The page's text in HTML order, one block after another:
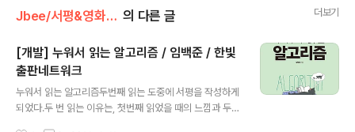
Jbee/서평&영화&자격증 의 다른 글 더보기
[개발] 누워서 읽는 알고리즘 / 임백준 / 한빛
출판네트워크
누워서 읽는 알고리즘두번째 읽는 도중에 서평을 작성하게
되었다.두 번 읽는 이유는, 첫번째 읽었을 때의 느낌과 두번